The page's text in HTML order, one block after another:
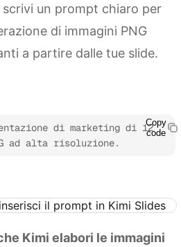
scrivi un prompt chiaro per
di immagini PNG
a partire dalle tue slide.
di marketing di 12
ad alta risoluzione.
Copy
code
Kimi elabori le immagini